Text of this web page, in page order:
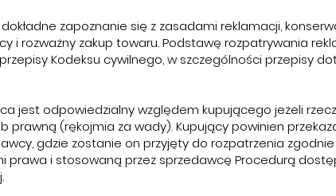
zapoznanie się z zasadami reklamacji,
i rozważny zakup towaru. Podstawę rozpatrywania
Kodeksu cywilnego, w szczególności przepisy
jest odpowiedzialny względem kupującego jeżeli
prawną (rękojmia za wady). Kupujący powinien
gdzie zostanie on przyjęty do rozpatrzenia
prawa i stosowaną przez sprzedawcę Procedurą